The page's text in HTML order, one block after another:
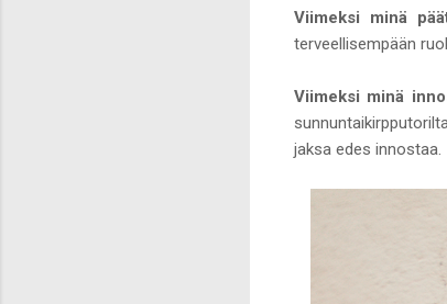
Viimeksi minä
terveellisempään
Viimeksi minä
jaksa edes innostaa.